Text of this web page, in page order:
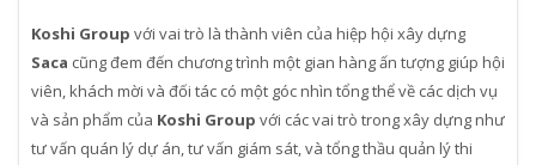
Koshi Group với vai trò là thành viên của hiệp hội xây dựng
Saca cũng đem đến chương trình một gian hàng ấn tượng giúp hội
viên, khách mời và đối tác có một góc nhìn tổng thể về các dịch vụ
và sản phẩm của Koshi Group với các vai trò trong xây dựng như
tư vấn quán lý dự án, tư vấn giám sát, và tổng thầu quản lý thi